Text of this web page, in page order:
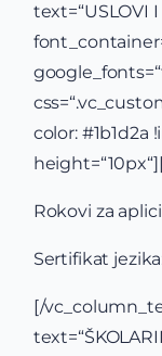
text=“USLOVI I
color: #1b1d2a
Rokovi za
Sertifikat
[/